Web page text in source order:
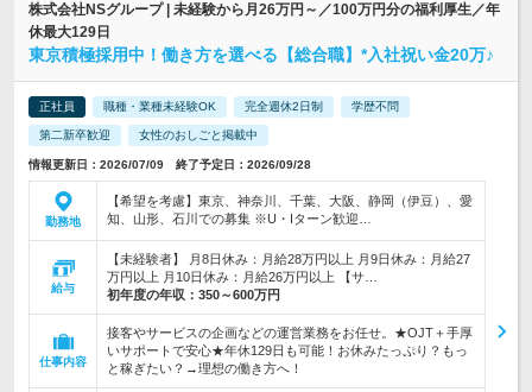
株式会社NSグループ | 未経験から月26万円～／100万円分の福利厚生／年
休最大129日
東京積極採用中！働き方を選べる【総合職】*入社祝い金20万♪
正社員 職種・業種未経験OK 完全週休2日制 学歴不問
第二新卒歓迎 女性のおしごと掲載中
情報更新日：2026/07/09 終了予定日：2026/09/28
勤務地
【希望を考慮】東京、神奈川、千葉、大阪、静岡（伊豆）、愛
知、山形、石川での募集 ※U・Iターン歓迎…
給与
【未経験者】 月8日休み：月給28万円以上 月9日休み：月給27
万円以上 月10日休み：月給26万円以上 【サ…
初年度の年収： 350～600万円
仕事内容
接客やサービスの企画などの運営業務をお任せ。★OJT＋手厚
いサポートで安心★年休129日も可能！お休みたっぷり？もっ
と稼ぎたい？→理想の働き方へ！